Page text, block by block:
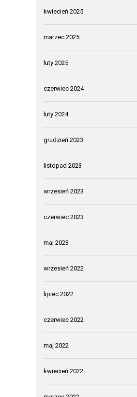
kwiecień 2025
marzec 2025
luty 2025
czerwiec 2024
luty 2024
grudzień 2023
listopad 2023
wrzesień 2023
czerwiec 2023
maj 2023
wrzesień 2022
lipiec 2022
czerwiec 2022
maj 2022
kwiecień 2022